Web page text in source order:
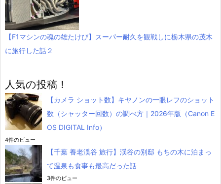
【F1マシンの魂の雄たけび】スーパー耐久を観戦しに栃木県の茂木
に旅行した話２
人気の投稿！
【カメラ ショット数】キヤノンの一眼レフのショット
数（シャッター回数）の調べ方｜2026年版（Canon E
OS DIGITAL Info）
4件のビュー
【千葉 養老渓谷 旅行】渓谷の別邸 もちの木に泊まっ
て温泉も食事も最高だった話
3件のビュー